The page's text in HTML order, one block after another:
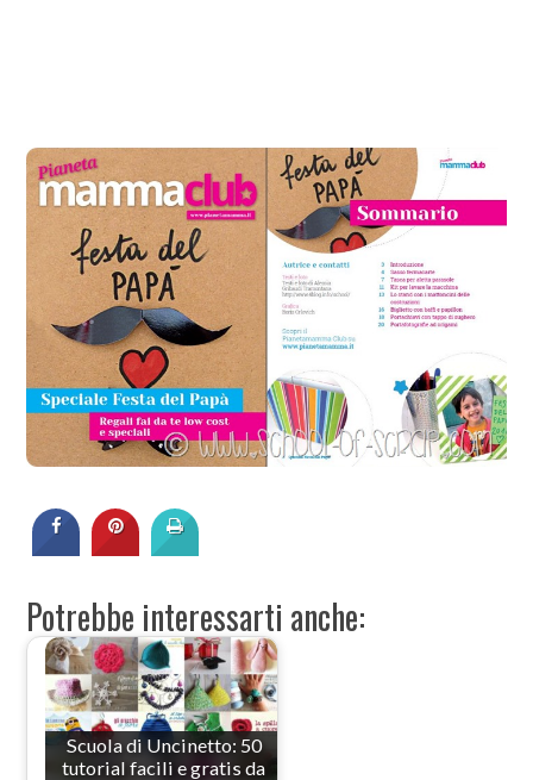
Potrebbe interessarti anche:
Scuola di Uncinetto: 50
tutorial facili e gratis da